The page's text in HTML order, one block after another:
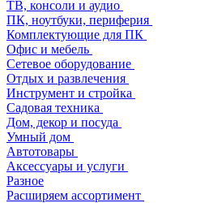
ТВ, консоли и аудио
ПК, ноутбуки, периферия
Комплектующие для ПК
Офис и мебель
Сетевое оборудование
Отдых и развлечения
Инструмент и стройка
Садовая техника
Дом, декор и посуда
Умный дом
Автотовары
Аксессуары и услуги
Разное
Расширяем ассортимент